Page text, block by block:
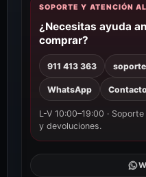
SOPORTE Y ATENCIÓN
¿Necesitas ayuda
comprar?
911 413 363
WhatsApp Contacto
L-V 10:00–19:00 ·
y devoluciones.